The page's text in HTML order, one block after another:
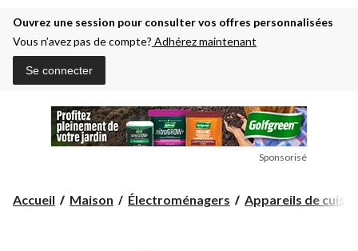
Ouvrez une session pour consulter vos offres personnalisées
Vous n’avez pas de compte? Adhérez maintenant
Se connecter
Sponsorisé
Accueil Maison Électroménagers Appareils de